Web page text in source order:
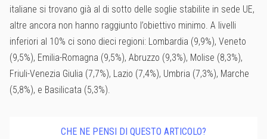
italiane si trovano già al di sotto delle soglie stabilite in sede UE,
altre ancora non hanno raggiunto l’obiettivo minimo. A livelli
inferiori al 10% ci sono dieci regioni: Lombardia (9,9%), Veneto
(9,5%), Emilia-Romagna (9,5%), Abruzzo (9,3%), Molise (8,3%),
Friuli-Venezia Giulia (7,7%), Lazio (7,4%), Umbria (7,3%), Marche
(5,8%), e Basilicata (5,3%).
CHE NE PENSI DI QUESTO ARTICOLO?